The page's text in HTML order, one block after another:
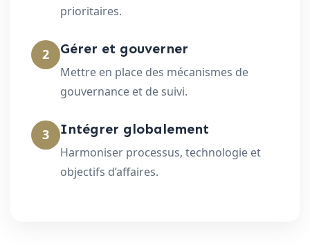
prioritaires.
2 Gérer et gouverner
Mettre en place des mécanismes de
gouvernance et de suivi.
3 Intégrer globalement
Harmoniser processus, technologie et
objectifs d’affaires.